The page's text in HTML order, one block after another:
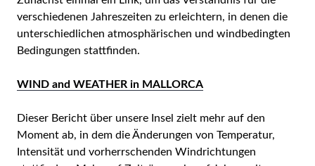
verschiedenen Jahreszeiten zu erleichtern, in denen die
unterschiedlichen atmosphärischen und windbedingten
Bedingungen stattfinden.
WIND and WEATHER in MALLORCA
Dieser Bericht über unsere Insel zielt mehr auf den
Moment ab, in dem die Änderungen von Temperatur,
Intensität und vorherrschenden Windrichtungen